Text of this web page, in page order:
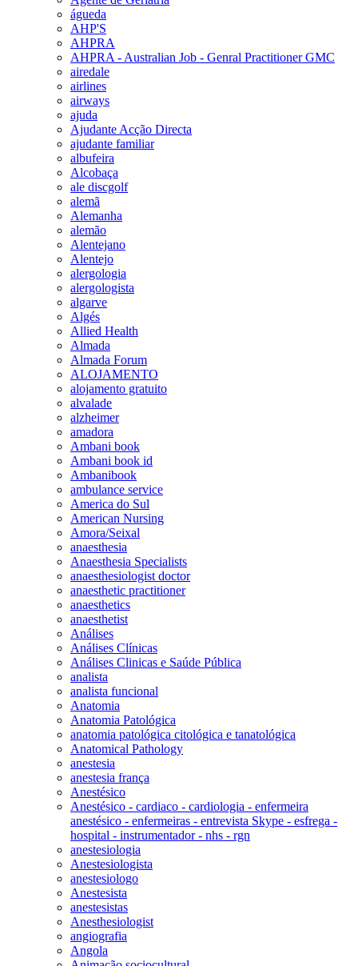
águeda
AHP'S
AHPRA
AHPRA - Australian Job - Genral Practitioner GMC
airedale
airlines
airways
ajuda
Ajudante Acção Directa
ajudante familiar
albufeira
Alcobaça
ale discgolf
alemã
Alemanha
alemão
Alentejano
Alentejo
alergologia
alergologista
algarve
Algés
Allied Health
Almada
Almada Forum
ALOJAMENTO
alojamento gratuito
alvalade
alzheimer
amadora
Ambani book
Ambani book id
Ambanibook
ambulance service
America do Sul
American Nursing
Amora/Seixal
anaesthesia
Anaesthesia Specialists
anaesthesiologist doctor
anaesthetic practitioner
anaesthetics
anaesthetist
Análises
Análises Clínicas
Análises Clinicas e Saúde Pública
analista
analista funcional
Anatomia
Anatomia Patológica
anatomia patológica citológica e tanatológica
Anatomical Pathology
anestesia
anestesia frança
Anestésico
Anestésico - cardiaco - cardiologia - enfermeira
anestésico - enfermeiras - entrevista Skype - esfrega -
hospital - instrumentador - nhs - rgn
anestesiologia
Anestesiologista
anestesiologo
Anestesista
anestesistas
Anesthesiologist
angiografia
Angola